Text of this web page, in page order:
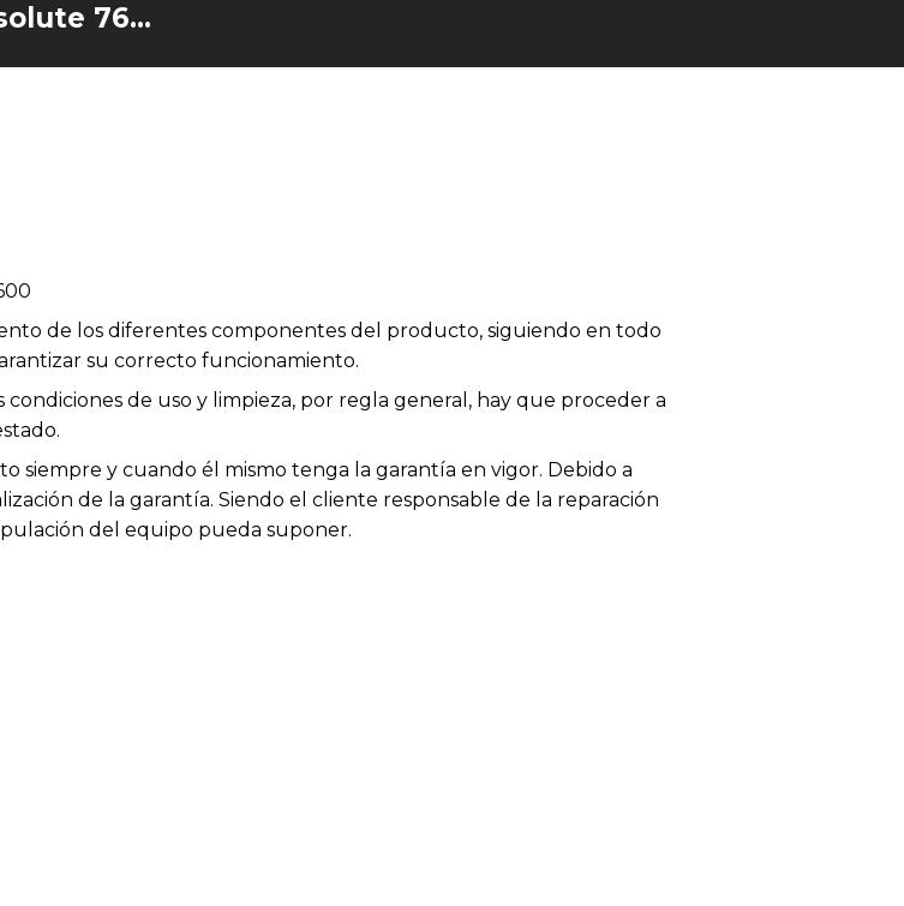
Cestillo Completo Cecofry Absolute 7600
de los diferentes componentes del producto, siguiendo en todo
su correcto funcionamiento.
de uso y limpieza, por regla general, hay que proceder a
siempre y cuando él mismo tenga la garantía en vigor. Debido a
de la garantía. Siendo el cliente responsable de la reparación
del equipo pueda suponer.